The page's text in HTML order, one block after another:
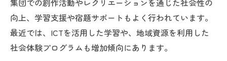
支援員視点で未来を見据えた支援を行うコ
ツ
放課後等デイサービス現場での支援員の気
集団での創作活動やレクリエーションを通じた社会性の
向上、学習支援や宿題サポートもよく行われています。
最近では、ICTを活用した学習や、地域資源を利用した
社会体験プログラムも増加傾向にあります。